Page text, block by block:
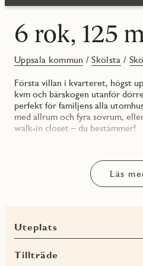
6 rok, 125
Uppsala kommun /Skölsta /
Första villan i kvarteret, högst
kvm och bärskogen utanför
perfekt för familjens alla
med allrum och fyra sovrum,
walk-in closet – du bestämmer!
Innanför dörren känner du
GROVENTRÉ/TVÄTTSTUGA
Praktisk groventré i tvättstuga
torktumlare från Electrolux.
Läs
Uteplats
Tillträde